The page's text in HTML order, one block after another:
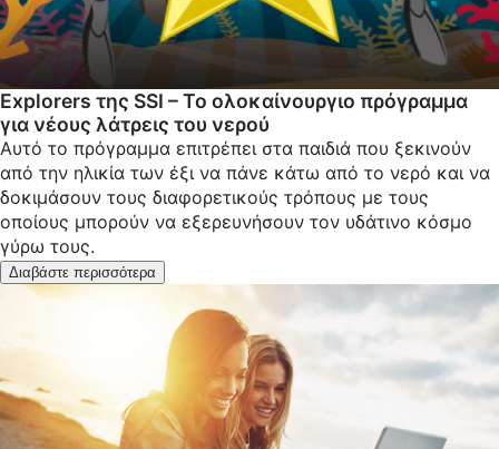
Explorers της SSI – Το ολοκαίνουργιο πρόγραμμα
για νέους λάτρεις του νερού
Αυτό το πρόγραμμα επιτρέπει στα παιδιά που ξεκινούν
από την ηλικία των έξι να πάνε κάτω από το νερό και να
δοκιμάσουν τους διαφορετικούς τρόπους με τους
οποίους μπορούν να εξερευνήσουν τον υδάτινο κόσμο
γύρω τους.
Διαβάστε περισσότερα